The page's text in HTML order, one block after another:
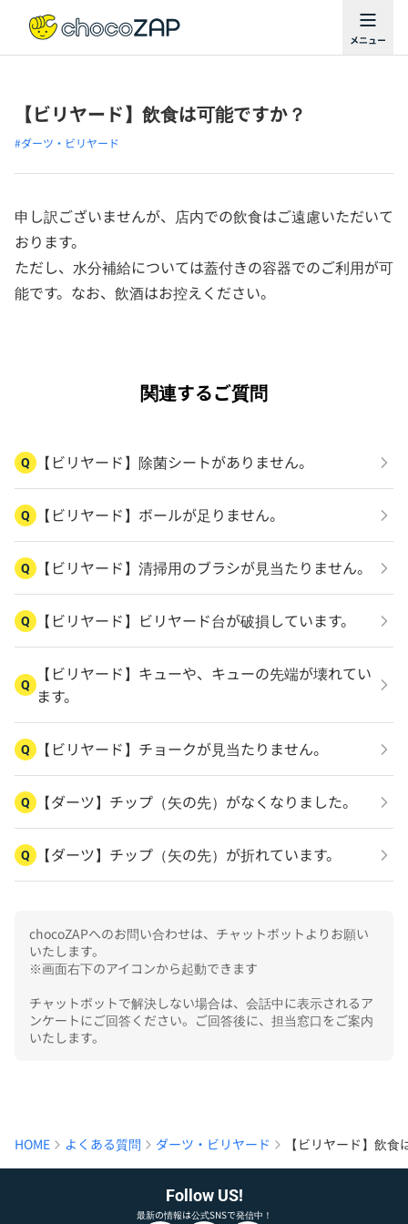
【ビリヤード】飲食は可能ですか？
#ダーツ・ビリヤード
申し訳ございませんが、店内での飲食はご遠慮いただいて
おります。
ただし、水分補給については蓋付きの容器でのご利用が可
能です。なお、飲酒はお控えください。
関連するご質問
Q 【ビリヤード】除菌シートがありません。
Q 【ビリヤード】ボールが足りません。
Q 【ビリヤード】清掃用のブラシが見当たりません。
Q 【ビリヤード】ビリヤード台が破損しています。
Q
【ビリヤード】キューや、キューの先端が壊れてい
ます。
Q 【ビリヤード】チョークが見当たりません。
Q 【ダーツ】チップ（矢の先）がなくなりました。
Q 【ダーツ】チップ（矢の先）が折れています。
chocoZAPへのお問い合わせは、チャットボットよりお願い
いたします。
※画面右下のアイコンから起動できます
チャットボットで解決しない場合は、会話中に表示されるア
ンケートにご回答ください。ご回答後に、担当窓口をご案内
いたします。
HOME よくある質問 ダーツ・ビリヤード 【ビリヤード】飲食
Follow US!
最新の情報は公式SNSで発信中！